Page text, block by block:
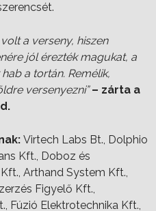
a verseny, hiszen
jól érezték magukat, a
a tortán. Remélik,
versenyezni” – zárta a
Virtech Labs Bt., Dolphio
Kft., Doboz és
Arthand System Kft.,
Figyelő Kft.,
Fúzió Elektrotechnika Kft.,